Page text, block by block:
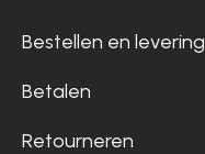
Bestellen en levering
Betalen
Retourneren